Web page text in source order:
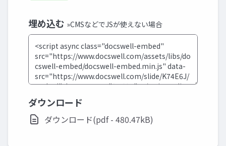
埋め込む »CMSなどでJSが使えない場合
ダウンロード
ダウンロード(pdf - 480.47kB)